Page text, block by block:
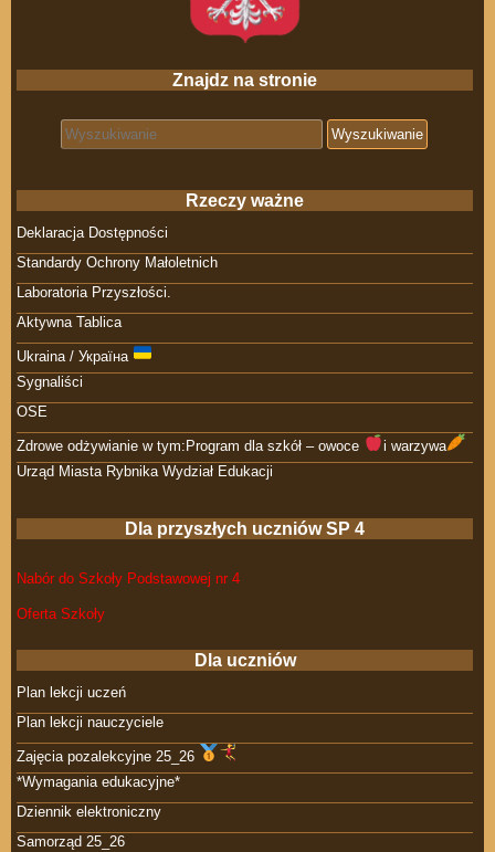
Znajdz na stronie
Search for:
Rzeczy ważne
Deklaracja Dostępności
Standardy Ochrony Małoletnich
Laboratoria Przyszłości.
Aktywna Tablica
Ukraina / Україна
Sygnaliści
OSE
Zdrowe odżywianie w tym:Program dla szkół – owoce
i warzywa
Urząd Miasta Rybnika Wydział Edukacji
Dla przyszłych uczniów SP 4
Nabór do Szkoły Podstawowej nr 4
Oferta Szkoły
Dla uczniów
Plan lekcji uczeń
Plan lekcji nauczyciele
Zajęcia pozalekcyjne 25_26
*Wymagania edukacyjne*
Dziennik elektroniczny
Samorząd 25_26